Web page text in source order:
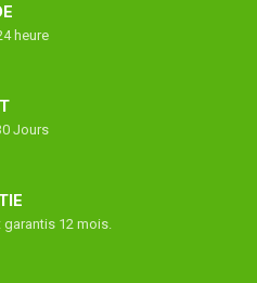
heure
Jours
12 mois.